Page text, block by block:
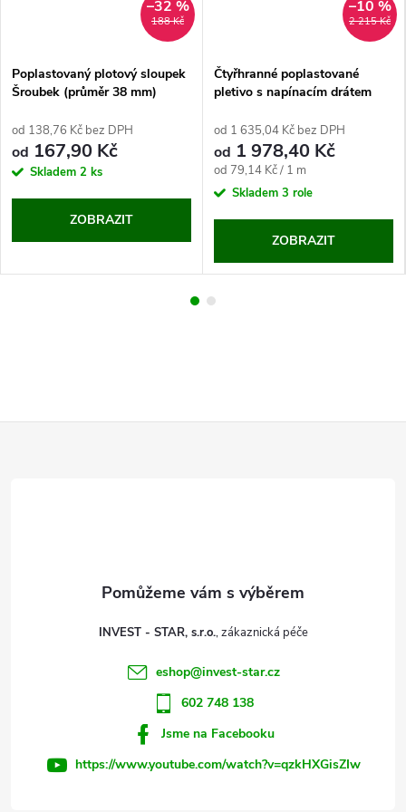
188 Kč
–32 %
Poplastovaný plotový sloupek
Šroubek (průměr 38 mm)
od 138,76 Kč bez DPH
od 167,90 Kč
Skladem 2 ks
ZOBRAZIT
2 215 Kč
–10 %
Čtyřhranné poplastované
pletivo s napínacím drátem
od 1 635,04 Kč bez DPH
od 1 978,40 Kč
Měrná
cena:
od 79,14 Kč / 1 m
Skladem 3 role
ZOBRAZIT
INVEST - STAR, s.r.o.
eshop@invest-star.cz
602 748 138
Jsme na Facebooku
https://www.youtube.com/watch?v=qzkHXGisZIw